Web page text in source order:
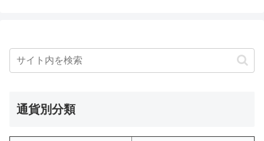
通貨別分類